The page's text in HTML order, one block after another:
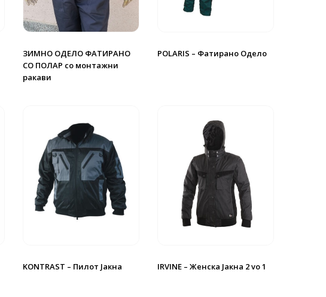
ЗИМНО ОДЕЛО ФАТИРАНО
СО ПОЛАР со монтажни
ракави
POLARIS – Фатирано Одело
KONTRAST – Пилот Јакна IRVINE – Женскa Јакна 2 vo 1